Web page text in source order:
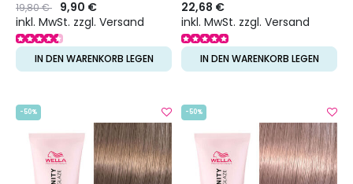
Preis
19,80 €to 9,90 €
inkl. MwSt. zzgl. Versand
IN DEN WARENKORB LEGEN
TEXTUR VERFÜGBAR
22,68 €
inkl. MwSt. zzgl. Versand
IN DEN WARENKORB LEGEN
-50% -50%